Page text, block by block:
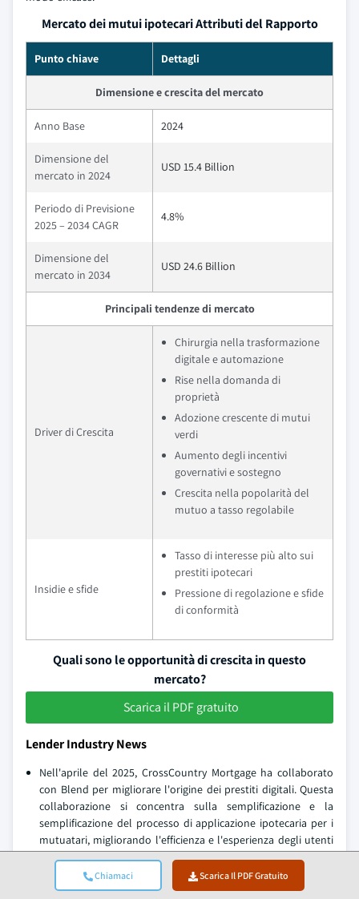
Chiamaci Scarica Il PDF Gratuito
Mercato dei mutui ipotecari Attributi del Rapporto
Punto chiave Dettagli
Dimensione e crescita del mercato
Anno Base 2024
Dimensione del
mercato in 2024
USD 15.4 Billion
Periodo di Previsione
2025 – 2034 CAGR
4.8%
Dimensione del
mercato in 2034
USD 24.6 Billion
Principali tendenze di mercato
Driver di Crescita
Chirurgia nella trasformazione
digitale e automazione
Rise nella domanda di
proprietà
Adozione crescente di mutui
verdi
Aumento degli incentivi
governativi e sostegno
Crescita nella popolarità del
mutuo a tasso regolabile
Insidie e sfide
Tasso di interesse più alto sui
prestiti ipotecari
Pressione di regolazione e sfide
di conformità
Quali sono le opportunità di crescita in questo
mercato?
Scarica il PDF gratuito
Lender Industry News
Nell'aprile del 2025, CrossCountry Mortgage ha collaborato
con Blend per migliorare l'origine dei prestiti digitali. Questa
collaborazione si concentra sulla semplificazione e la
semplificazione del processo di applicazione ipotecaria per i
mutuatari, migliorando l'efficienza e l'esperienza degli utenti
attraverso la tecnologia avanzata. La partnership mira a
rendere più veloce, più facile e più accessibile ai clienti
integrando la piattaforma digitale di Blend nei servizi di